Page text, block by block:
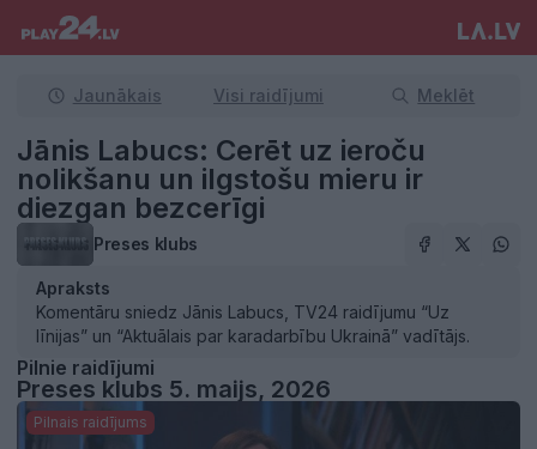
Jaunākais Visi raidījumi Meklēt
Jānis Labucs: Cerēt uz ieroču
nolikšanu un ilgstošu mieru ir
diezgan bezcerīgi
Preses klubs
Apraksts
Komentāru sniedz Jānis Labucs, TV24 raidījumu “Uz
līnijas” un “Aktuālais par karadarbību Ukrainā” vadītājs.
Pilnie raidījumi
Preses klubs 5. maijs, 2026
Pilnais raidījums